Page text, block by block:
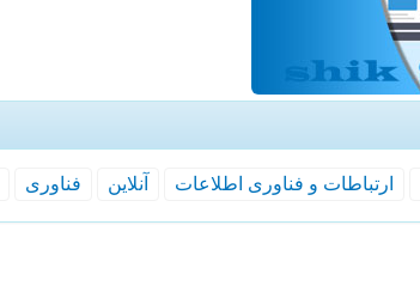
ارتباطات و فناوری اطلاعات آنلاین فناوری